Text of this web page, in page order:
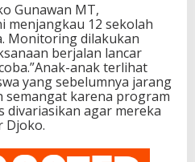
Gunawan MT,
menjangkau 12 sekolah
Monitoring dilakukan
berjalan lancar
anak terlihat
yang sebelumnya jarang
semangat karena program
divariasikan agar mereka
Djoko.